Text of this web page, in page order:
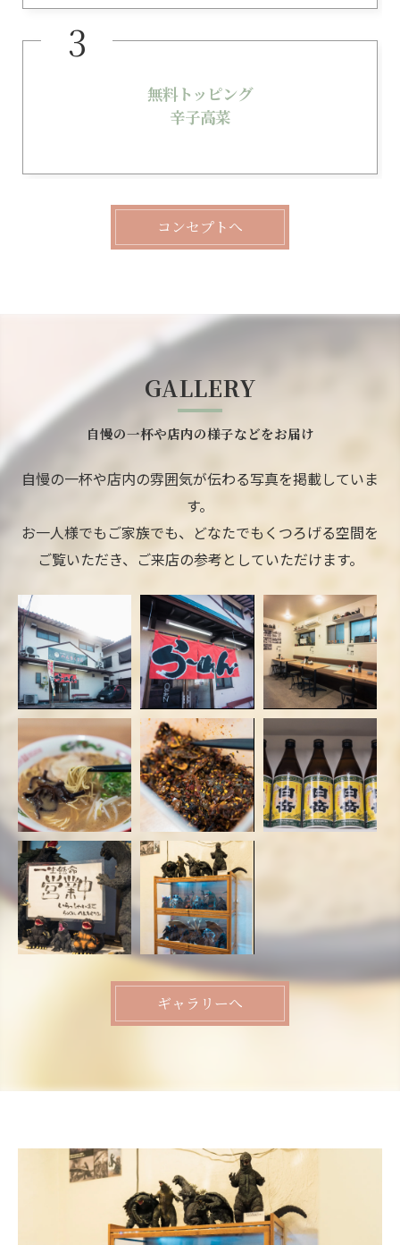
無料トッピング
辛子高菜
コンセプトへ
GALLERY
自慢の一杯や店内の様子などをお届け
自慢の一杯や店内の雰囲気が伝わる写真を掲載していま
す。
お一人様でもご家族でも、どなたでもくつろげる空間を
ご覧いただき、ご来店の参考としていただけます。
ギャラリーへ